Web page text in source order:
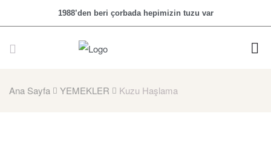
1988’den beri çorbada hepimizin tuzu var
Ana Sayfa YEMEKLER Kuzu Haşlama